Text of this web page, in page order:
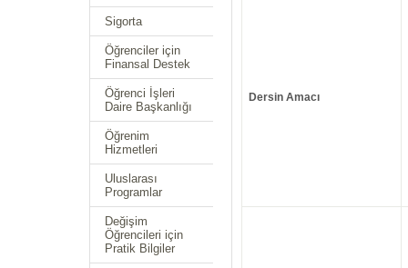
Sigorta
Öğrenciler için
Finansal Destek
Öğrenci İşleri
Daire Başkanlığı
Öğrenim
Hizmetleri
Uluslarası
Programlar
Değişim
Öğrencileri için
Pratik Bilgiler
Dersin Amacı